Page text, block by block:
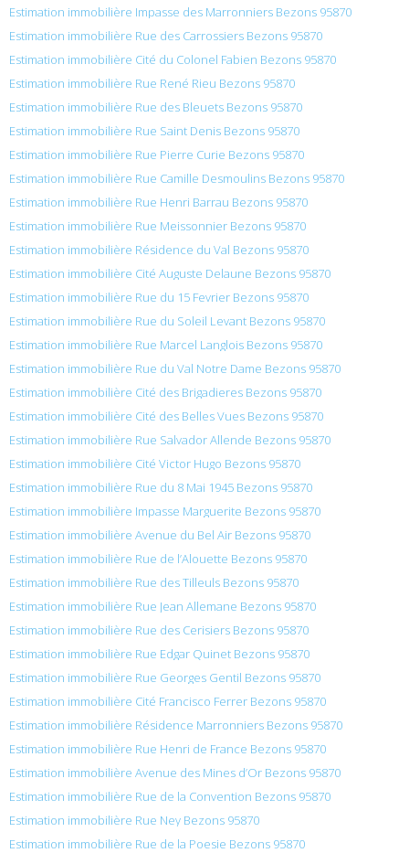
Estimation immobilière Impasse des Marronniers Bezons 95870
Estimation immobilière Rue des Carrossiers Bezons 95870
Estimation immobilière Cité du Colonel Fabien Bezons 95870
Estimation immobilière Rue René Rieu Bezons 95870
Estimation immobilière Rue des Bleuets Bezons 95870
Estimation immobilière Rue Saint Denis Bezons 95870
Estimation immobilière Rue Pierre Curie Bezons 95870
Estimation immobilière Rue Camille Desmoulins Bezons 95870
Estimation immobilière Rue Henri Barrau Bezons 95870
Estimation immobilière Rue Meissonnier Bezons 95870
Estimation immobilière Résidence du Val Bezons 95870
Estimation immobilière Cité Auguste Delaune Bezons 95870
Estimation immobilière Rue du 15 Fevrier Bezons 95870
Estimation immobilière Rue du Soleil Levant Bezons 95870
Estimation immobilière Rue Marcel Langlois Bezons 95870
Estimation immobilière Rue du Val Notre Dame Bezons 95870
Estimation immobilière Cité des Brigadieres Bezons 95870
Estimation immobilière Cité des Belles Vues Bezons 95870
Estimation immobilière Rue Salvador Allende Bezons 95870
Estimation immobilière Cité Victor Hugo Bezons 95870
Estimation immobilière Rue du 8 Mai 1945 Bezons 95870
Estimation immobilière Impasse Marguerite Bezons 95870
Estimation immobilière Avenue du Bel Air Bezons 95870
Estimation immobilière Rue de l’Alouette Bezons 95870
Estimation immobilière Rue des Tilleuls Bezons 95870
Estimation immobilière Rue Jean Allemane Bezons 95870
Estimation immobilière Rue des Cerisiers Bezons 95870
Estimation immobilière Rue Edgar Quinet Bezons 95870
Estimation immobilière Rue Georges Gentil Bezons 95870
Estimation immobilière Cité Francisco Ferrer Bezons 95870
Estimation immobilière Résidence Marronniers Bezons 95870
Estimation immobilière Rue Henri de France Bezons 95870
Estimation immobilière Avenue des Mines d’Or Bezons 95870
Estimation immobilière Rue de la Convention Bezons 95870
Estimation immobilière Rue Ney Bezons 95870
Estimation immobilière Rue de la Poesie Bezons 95870